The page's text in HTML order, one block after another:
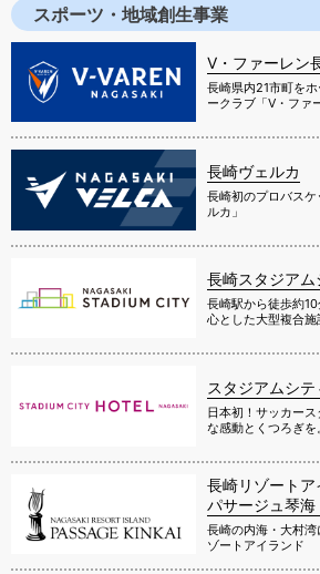
スポーツ・地域創生事業
V・ファーレン
長崎県内21市町を
ークラブ「V・ファ
長崎ヴェルカ
長崎初のプロバス
ルカ」
長崎スタジアム
長崎駅から徒歩約
心とした大型複合施
スタジアムシ
日本初！サッカー
な感動とくつろぎを
長崎リゾートア
パサージュ琴海
長崎の内海・大村
ゾートアイランド